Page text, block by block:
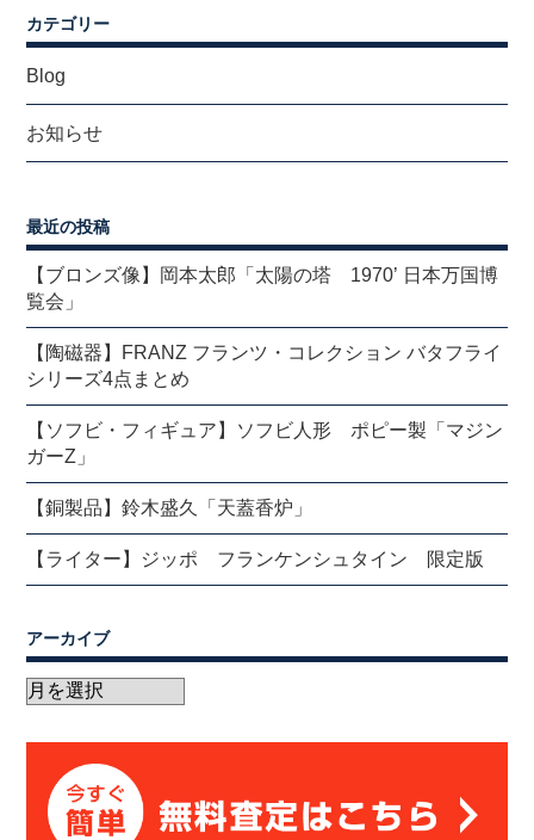
カテゴリー
Blog
お知らせ
最近の投稿
【ブロンズ像】岡本太郎「太陽の塔 1970’ 日本万国博
覧会」
【陶磁器】FRANZ フランツ・コレクション バタフライ
シリーズ4点まとめ
【ソフビ・フィギュア】ソフビ人形 ポピー製「マジン
ガーZ」
【銅製品】鈴木盛久「天蓋香炉」
【ライター】ジッポ フランケンシュタイン 限定版
アーカイブ